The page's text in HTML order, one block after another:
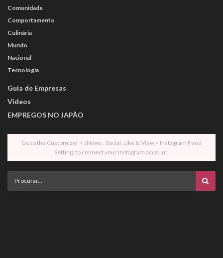
Comunidade
Comportamento
Culinária
Mundo
Nacional
Tecnologia
Guia de Empresas
Videos
EMPREGOS NO JAPÃO
Go to the Customizer > JNews : Social, Like & View > Instagram Feed
Setting, to connect your Instagram account.